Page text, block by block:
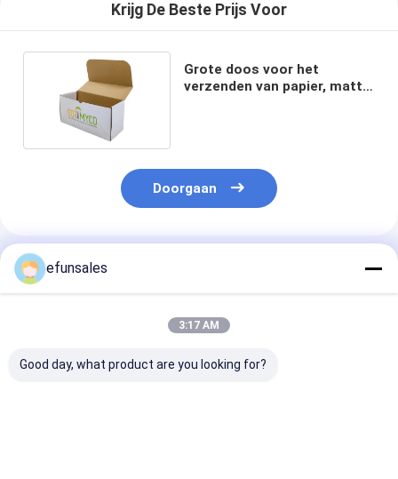
Krijg De Beste Prijs Voor
Grote doos voor het
verzenden van papier, matte
Doorgaan
Geadviseerde Producten
efunsales
3:17 AM
Good day, what product are you looking for?